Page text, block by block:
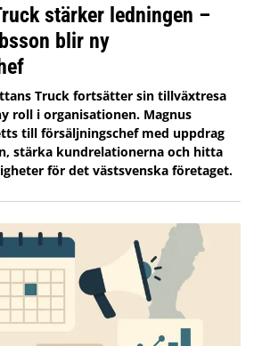
stärker ledningen –
blir ny
Truck fortsätter sin tillväxtresa
roll i organisationen. Magnus
till försäljningschef med uppdrag
stärka kundrelationerna och hitta
för det västsvenska företaget.